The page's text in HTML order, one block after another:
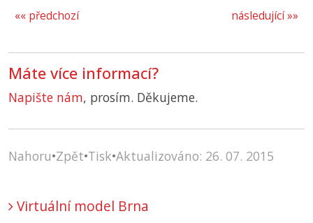
následující »»
«« předchozí
Máte více informací?
Napište nám, prosím. Děkujeme.
Nahoru•Zpět•Tisk•Aktualizováno: 26. 07. 2015
Virtuální model Brna